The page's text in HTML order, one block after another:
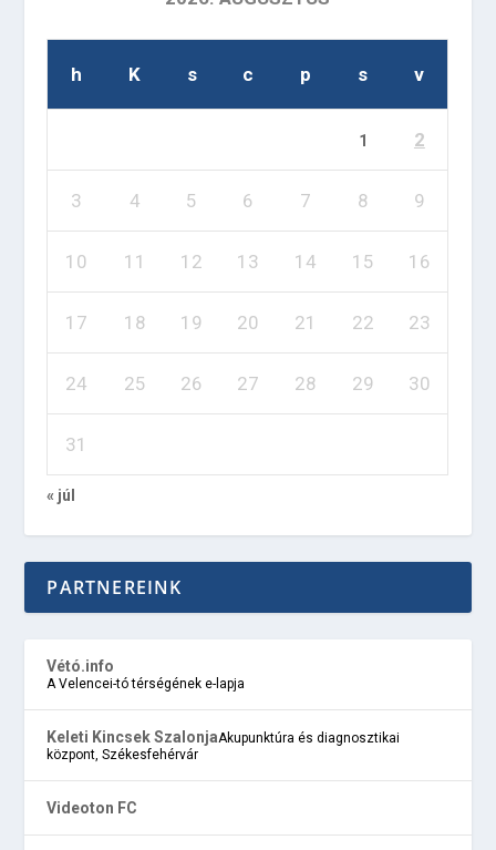
h K s c p s v
1 2
3 4 5 6 7 8 9
10 11 12 13 14 15 16
17 18 19 20 21 22 23
24 25 26 27 28 29 30
31
« júl
PARTNEREINK
Vétó.info
A Velencei-tó térségének e-lapja
Keleti Kincsek SzalonjaAkupunktúra és diagnosztikai
központ, Székesfehérvár
Videoton FC